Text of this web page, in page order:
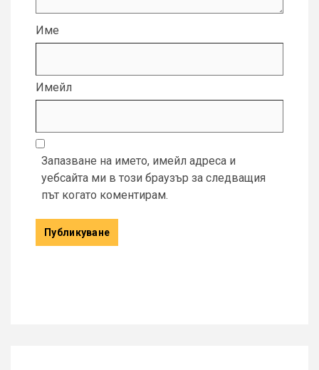
Име
Имейл
Запазване на името, имейл адреса и
уебсайта ми в този браузър за следващия
път когато коментирам.